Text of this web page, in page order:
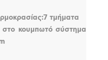
τμήματα
κουμπωτό σύστημα